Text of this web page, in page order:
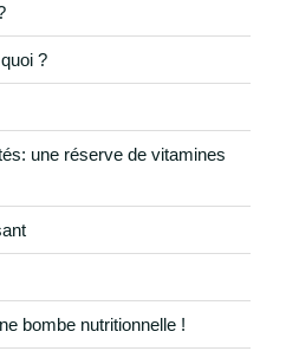
?
une réserve de vitamines
bombe nutritionnelle !